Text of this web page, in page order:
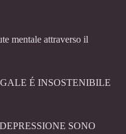
mentale attraverso il
É INSOSTENIBILE
SONO